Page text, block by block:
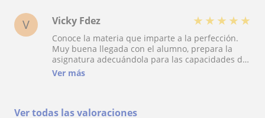
V Vicky Fdez ★ ★ ★ ★ ★
Conoce la materia que imparte a la perfección.
Muy buena llegada con el alumno, prepara la
asignatura adecuándola para las capacidades de
este, con esquemas, resúmenes, ejercicios,
Ver más
Ver todas las valoraciones